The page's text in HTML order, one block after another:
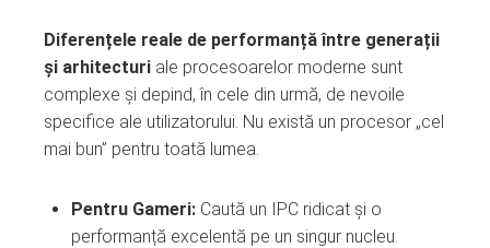
Diferențele reale de performanță între generații
și arhitecturi ale procesoarelor moderne sunt
complexe și depind, în cele din urmă, de nevoile
specifice ale utilizatorului. Nu există un procesor „cel
mai bun” pentru toată lumea.
Pentru Gameri: Caută un IPC ridicat și o
performanță excelentă pe un singur nucleu.